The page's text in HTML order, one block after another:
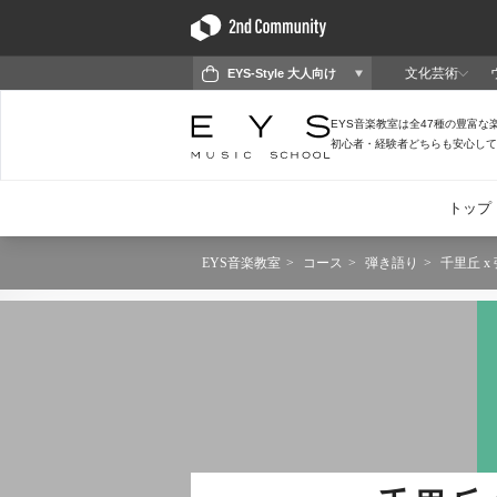
EYS音楽教室 コース 弾き語り 千里丘 x